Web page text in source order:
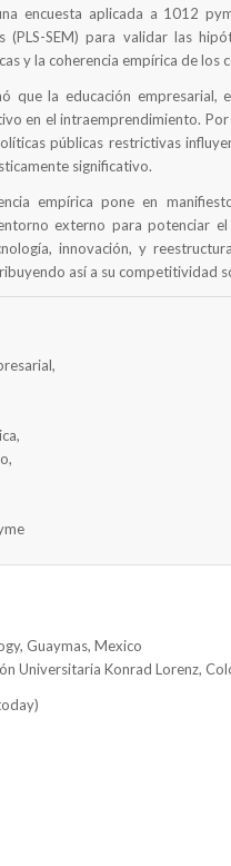
encuesta aplicada a 1012
(PLS-SEM) para validar las
y la coherencia empírica de los
que la educación empresarial,
en el intraemprendimiento.
públicas restrictivas
significativo.
empírica pone en
externo para potenciar
innovación, y
así a su competitividad
Guaymas, Mexico
Universitaria Konrad Lorenz,